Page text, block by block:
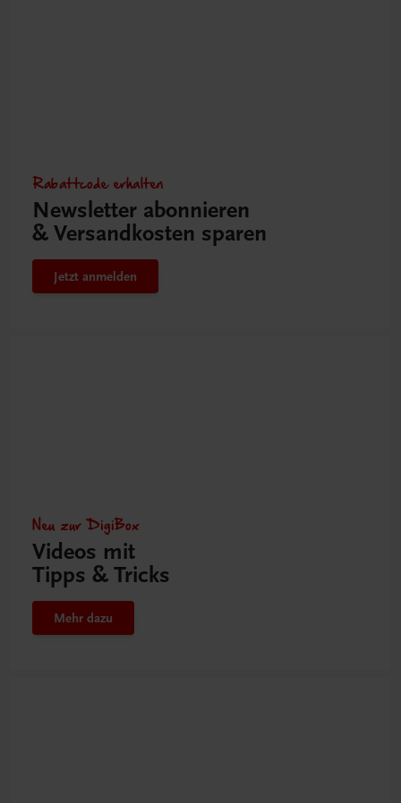
Rabattcode erhalten
Newsletter abonnieren
& Versandkosten sparen
Jetzt anmelden
Neu zur DigiBox
Videos mit
Tipps & Tricks
Mehr dazu